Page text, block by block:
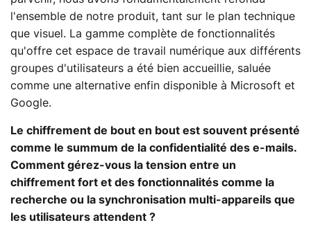
l'ensemble de notre produit, tant sur le plan technique
que visuel. La gamme complète de fonctionnalités
qu'offre cet espace de travail numérique aux différents
groupes d'utilisateurs a été bien accueillie, saluée
comme une alternative enfin disponible à Microsoft et
Google.
Le chiffrement de bout en bout est souvent présenté
comme le summum de la confidentialité des e-mails.
Comment gérez-vous la tension entre un
chiffrement fort et des fonctionnalités comme la
recherche ou la synchronisation multi-appareils que
les utilisateurs attendent ?